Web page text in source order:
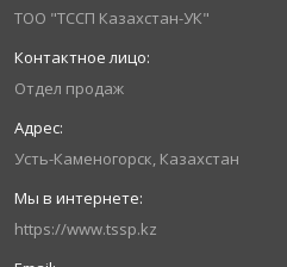
ТОО "ТССП Казахстан-УК"
Отдел продаж
Усть-Каменогорск, Казахстан
https://www.tssp.kz